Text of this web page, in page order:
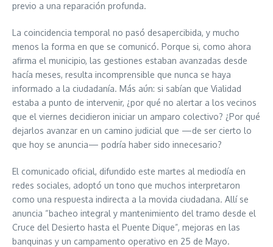
previo a una reparación profunda.
La coincidencia temporal no pasó desapercibida, y mucho
menos la forma en que se comunicó. Porque si, como ahora
afirma el municipio, las gestiones estaban avanzadas desde
hacía meses, resulta incomprensible que nunca se haya
informado a la ciudadanía. Más aún: si sabían que Vialidad
estaba a punto de intervenir, ¿por qué no alertar a los vecinos
que el viernes decidieron iniciar un amparo colectivo? ¿Por qué
dejarlos avanzar en un camino judicial que —de ser cierto lo
que hoy se anuncia— podría haber sido innecesario?
El comunicado oficial, difundido este martes al mediodía en
redes sociales, adoptó un tono que muchos interpretaron
como una respuesta indirecta a la movida ciudadana. Allí se
anuncia “bacheo integral y mantenimiento del tramo desde el
Cruce del Desierto hasta el Puente Dique”, mejoras en las
banquinas y un campamento operativo en 25 de Mayo.